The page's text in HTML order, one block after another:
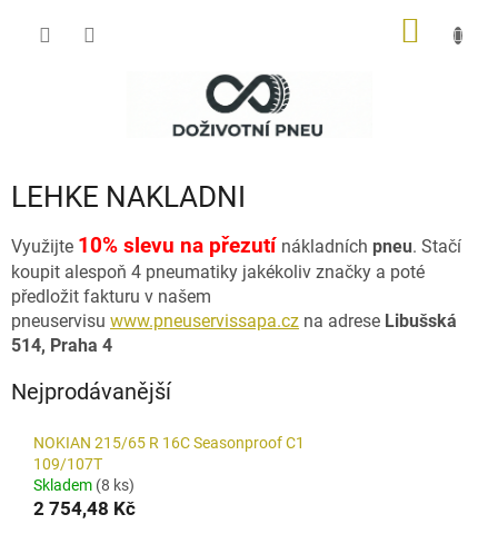
LEHKE NAKLADNI
Využijte 10% slevu na přezutí nákladních pneu. Stačí
koupit alespoň 4 pneumatiky jakékoliv značky a poté
předložit fakturu v našem
pneuservisu www.pneuservissapa.cz na adrese Libušská
514, Praha 4
Nejprodávanější
NOKIAN 215/65 R 16C Seasonproof C1
109/107T
Skladem (8 ks)
2 754,48 Kč